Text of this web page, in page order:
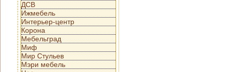
ДСВ
Ижмебель
Интерьер-центр
Корона
Мебельград
Миф
Мир Стульев
Мэри мебель